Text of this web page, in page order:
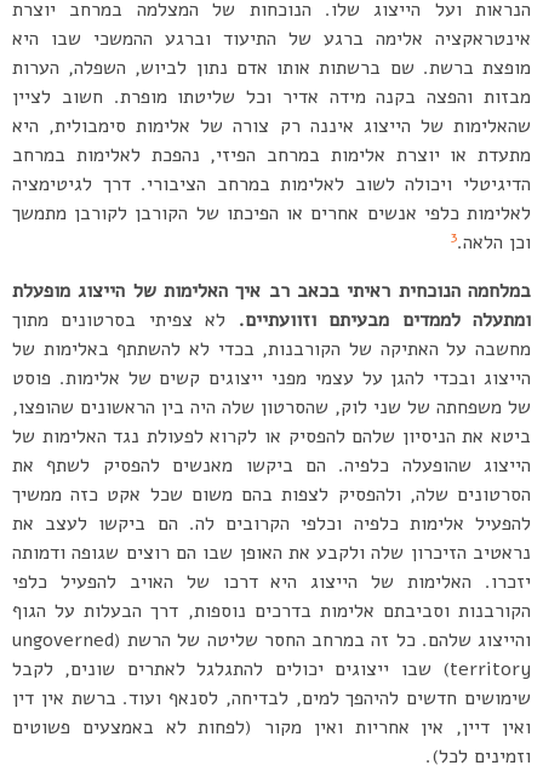
הנראות ועל הייצוג שלו. הנוכחות של המצלמה במרחב יוצרת
אינטראקציה אלימה ברגע של התיעוד וברגע ההמשכי שבו היא
מופצת ברשת. שם ברשתות אותו אדם נתון לביוש, השפלה, הערות
מבזות והפצה בקנה מידה אדיר וכל שליטתו מופרת. חשוב לציין
שהאלימות של הייצוג איננה רק צורה של אלימות סימבולית, היא
מתעדת או יוצרת אלימות במרחב הפיזי, נהפכת לאלימות במרחב
הדיגיטלי ויכולה לשוב לאלימות במרחב הציבורי. דרך לגיטימציה
לאלימות כלפי אנשים אחרים או הפיכתו של הקורבן לקורבן מתמשך
וכן הלאה.3
במלחמה הנוכחית ראיתי בכאב רב איך האלימות של הייצוג מופעלת
ומתעלה לממדים מבעיתם וזוועתיים. לא צפיתי בסרטונים מתוך
מחשבה על האתיקה של הקורבנות, בכדי לא להשתתף באלימות של
הייצוג ובכדי להגן על עצמי מפני ייצוגים קשים של אלימות. פוסט
של משפחתה של שני לוק, שהסרטון שלה היה בין הראשונים שהופצו,
ביטא את הניסיון שלהם להפסיק או לקרוא לפעולת נגד האלימות של
הייצוג שהופעלה כלפיה. הם ביקשו מאנשים להפסיק לשתף את
הסרטונים שלה, ולהפסיק לצפות בהם משום שכל אקט כזה ממשיך
להפעיל אלימות כלפיה וכלפי הקרובים לה. הם ביקשו לעצב את
נראטיב הזיכרון שלה ולקבע את האופן שבו הם רוצים שגופה ודמותה
יזכרו. האלימות של הייצוג היא דרכו של האויב להפעיל כלפי
הקורבנות וסביבתם אלימות בדרכים נוספות, דרך הבעלות על הגוף
והייצוג שלהם. כל זה במרחב החסר שליטה של הרשת (ungoverned
territory) שבו ייצוגים יכולים להתגלגל לאתרים שונים, לקבל
שימושים חדשים להיהפך למים, לבדיחה, לסנאף ועוד. ברשת אין דין
ואין דיין, אין אחריות ואין מקור (לפחות לא באמצעים פשוטים
וזמינים לכל).